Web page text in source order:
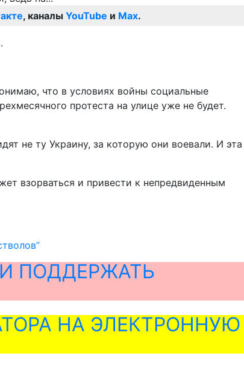
, каналы YouTube и Max.
что в условиях войны социальные
протеста на улице уже не будет.
не ту Украину, за которую они воевали. И эта
взорваться и привести к непредвиденным
ПОДДЕРЖАТЬ
НА ЭЛЕКТРОННУЮ